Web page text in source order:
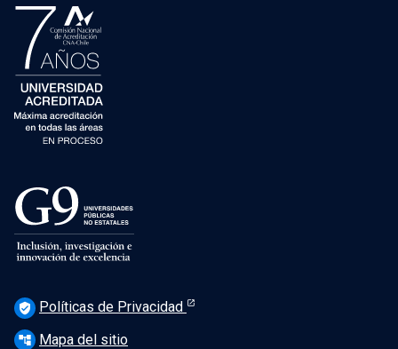
verified_user Políticas de Privacidad
account_tree Mapa del sitio